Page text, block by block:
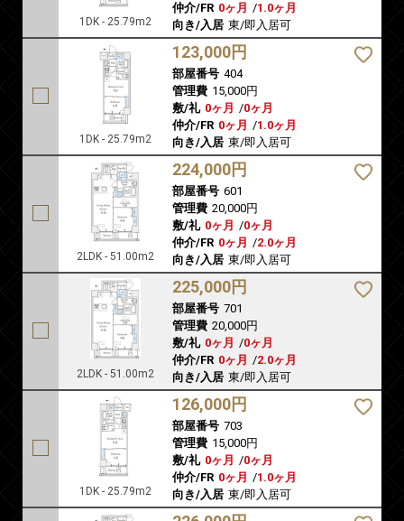
1DK - 25.79m2
仲介/FR 0ヶ月 /1.0ヶ月
向き/入居 東/即入居可
1DK - 25.79m2
123,000円
部屋番号 404
管理費 15,000円
敷/礼 0ヶ月 /0ヶ月
仲介/FR 0ヶ月 /1.0ヶ月
向き/入居 東/即入居可
2LDK - 51.00m2
224,000円
部屋番号 601
管理費 20,000円
敷/礼 0ヶ月 /0ヶ月
仲介/FR 0ヶ月 /2.0ヶ月
向き/入居 東/即入居可
2LDK - 51.00m2
225,000円
部屋番号 701
管理費 20,000円
敷/礼 0ヶ月 /0ヶ月
仲介/FR 0ヶ月 /2.0ヶ月
向き/入居 東/即入居可
1DK - 25.79m2
126,000円
部屋番号 703
管理費 15,000円
敷/礼 0ヶ月 /0ヶ月
仲介/FR 0ヶ月 /1.0ヶ月
向き/入居 東/即入居可